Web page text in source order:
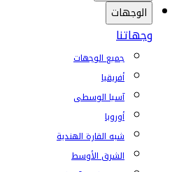
الوجهات
وجهاتنا
جميع الوجهات
أفريقيا
آسيا الوسطى
أوروبا
شبه القارة الهندية
الشرق الأوسط